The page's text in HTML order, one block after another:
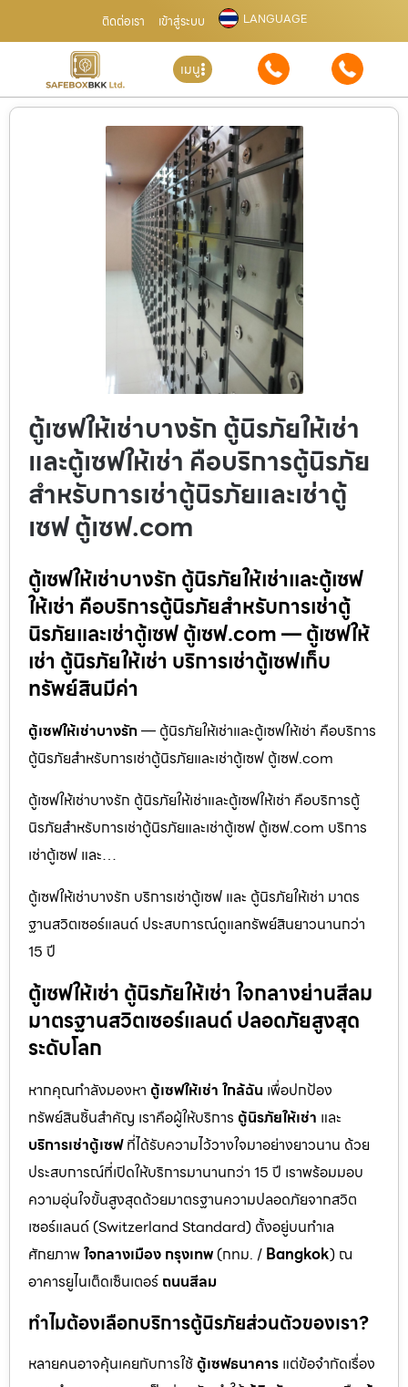
ติดต่อเรา เข้าสู่ระบบ LANGUAGE
เมนู
ตู้เซฟให้เช่าบางรัก ตู้นิรภัยให้เช่า
และตู้เซฟให้เช่า คือบริการตู้นิรภัย
สำหรับการเช่าตู้นิรภัยและเช่าตู้
เซฟ ตู้เซฟ.com
ตู้เซฟให้เช่าบางรัก ตู้นิรภัยให้เช่าและตู้เซฟ
ให้เช่า คือบริการตู้นิรภัยสำหรับการเช่าตู้
นิรภัยและเช่าตู้เซฟ ตู้เซฟ.com — ตู้เซฟให้
เช่า ตู้นิรภัยให้เช่า บริการเช่าตู้เซฟเก็บ
ทรัพย์สินมีค่า
ตู้เซฟให้เช่าบางรัก— ตู้นิรภัยให้เช่าและตู้เซฟให้เช่า คือบริการ
ตู้นิรภัยสำหรับการเช่าตู้นิรภัยและเช่าตู้เซฟ ตู้เซฟ.com
ตู้เซฟให้เช่าบางรัก ตู้นิรภัยให้เช่าและตู้เซฟให้เช่า คือบริการตู้
นิรภัยสำหรับการเช่าตู้นิรภัยและเช่าตู้เซฟ ตู้เซฟ.com บริการ
เช่าตู้เซฟ และ…
ตู้เซฟให้เช่าบางรัก บริการเช่าตู้เซฟ และ ตู้นิรภัยให้เช่า มาตร
ฐานสวิตเซอร์แลนด์ ประสบการณ์ดูแลทรัพย์สินยาวนานกว่า
15 ปี
ตู้เซฟให้เช่า ตู้นิรภัยให้เช่า ใจกลางย่านสีลม
มาตรฐานสวิตเซอร์แลนด์ ปลอดภัยสูงสุด
ระดับโลก
หากคุณกำลังมองหา ตู้เซฟให้เช่า ใกล้ฉัน เพื่อปกป้อง
ทรัพย์สินชิ้นสำคัญ เราคือผู้ให้บริการ ตู้นิรภัยให้เช่า และ
บริการเช่าตู้เซฟที่ได้รับความไว้วางใจมาอย่างยาวนาน ด้วย
ประสบการณ์ที่เปิดให้บริการมานานกว่า 15 ปี เราพร้อมมอบ
ความอุ่นใจขั้นสูงสุดด้วยมาตรฐานความปลอดภัยจากสวิต
เซอร์แลนด์ (Switzerland Standard) ตั้งอยู่บนทำเล
ศักยภาพใจกลางเมือง กรุงเทพ(กทม. / Bangkok) ณ
อาคารยูไนเต็ดเซ็นเตอร์ ถนนสีลม
ทำไมต้องเลือกบริการตู้นิรภัยส่วนตัวของเรา?
หลายคนอาจคุ้นเคยกับการใช้ ตู้เซฟธนาคาร แต่ข้อจำกัดเรื่อง